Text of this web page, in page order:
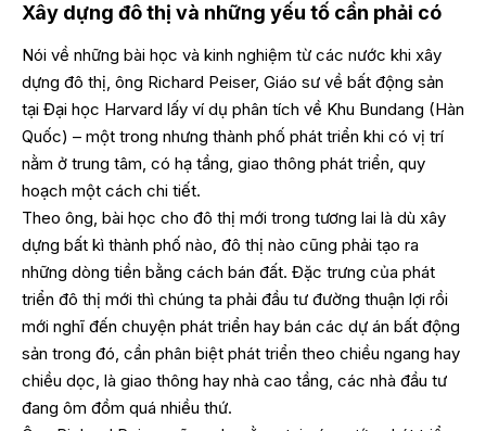
Xây dựng đô thị và những yếu tố cần phải có
Nói về những bài học và kinh nghiệm từ các nước khi xây
dựng đô thị, ông Richard Peiser, Giáo sư về bất động sản
tại Đại học Harvard lấy ví dụ phân tích về Khu Bundang (Hàn
Quốc) – một trong nhưng thành phố phát triển khi có vị trí
nằm ở trung tâm, có hạ tầng, giao thông phát triển, quy
hoạch một cách chi tiết.
Theo ông, bài học cho đô thị mới trong tương lai là dù xây
dựng bất kì thành phố nào, đô thị nào cũng phải tạo ra
những dòng tiền bằng cách bán đất. Đặc trưng của phát
triển đô thị mới thì chúng ta phải đầu tư đường thuận lợi rồi
mới nghĩ đến chuyện phát triển hay bán các dự án bất động
sản trong đó, cần phân biệt phát triển theo chiều ngang hay
chiều dọc, là giao thông hay nhà cao tầng, các nhà đầu tư
đang ôm đồm quá nhiều thứ.